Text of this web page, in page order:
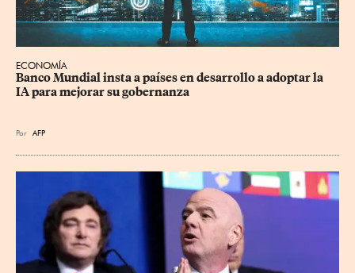
ECONOMÍA
Banco Mundial insta a países en desarrollo a adoptar la
IA para mejorar su gobernanza
Por AFP